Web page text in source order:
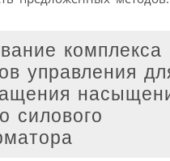
комплекса
управления
силового